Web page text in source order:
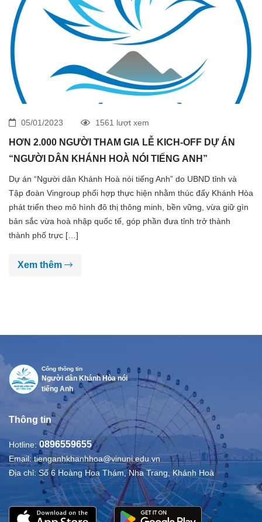
05/01/2023 1561 lượt xem
HƠN 2.000 NGƯỜI THAM GIA LỄ KICH-OFF DỰ ÁN
“NGƯỜI DÂN KHÁNH HOÀ NÓI TIẾNG ANH”
Dự án “Người dân Khánh Hoà nói tiếng Anh” do UBND tỉnh và
Tập đoàn Vingroup phối hợp thực hiện nhằm thúc đẩy Khánh Hòa
phát triển theo mô hình đô thị thông minh, bền vững, vừa giữ gìn
bản sắc vừa hoà nhập quốc tế, góp phần đưa tỉnh trở thành
thành phố trực […]
Xem thêm
Cổng thông tin
Người dân Khánh Hòa nói
tiếng Anh
Thông tin
Hotline: 0896559655
Email:tienganhkhanhhoa@vinuni.edu.vn
Địa chỉ: Số 6 Hoàng Hoa Thám, Nha Trang, Khánh Hoà